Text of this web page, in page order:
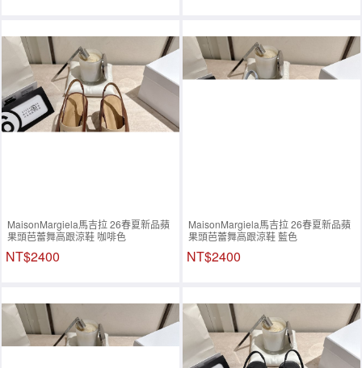
MaisonMargiela馬吉拉 26春夏新品蘋
果頭芭蕾舞高跟涼鞋 咖啡色
NT$2400
MaisonMargiela馬吉拉 26春夏新品蘋
果頭芭蕾舞高跟涼鞋 藍色
NT$2400